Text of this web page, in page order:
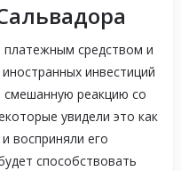
средством и
инвестиций
смешанную реакцию со
увидели это как
восприняли его
способствовать